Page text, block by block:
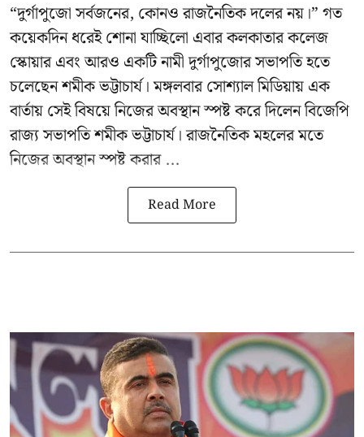
“দুর্গাপুজো সর্বজনের, কোনও রাজনৈতিক দলের নয়।” গত
কয়েকদিন ধরেই শোনা যাচ্ছিলো এবার কলকাতার কলেজ
স্কোয়ার এবং আরও একটি নামী দুর্গাপুজোর সভাপতি হতে
চলেছেনশমীক ভট্টাচার্য। মঙ্গলবার সোশ্যাল মিডিয়ায় এক
বার্তায় সেই বিষয়ে নিজের অবস্থান স্পষ্ট করে দিলেন বিজেপি
রাজ্য সভাপতি শমীক ভট্টাচার্য। রাজনৈতিক মহলের মতে
নিজের অবস্থান স্পষ্ট করার ...
Read More